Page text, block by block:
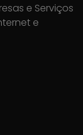
e Serviços
e